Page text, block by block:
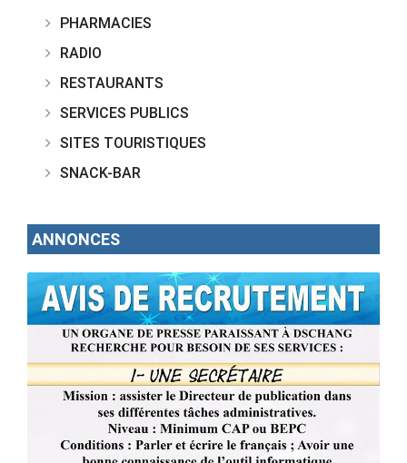
PHARMACIES
RADIO
RESTAURANTS
SERVICES PUBLICS
SITES TOURISTIQUES
SNACK-BAR
ANNONCES